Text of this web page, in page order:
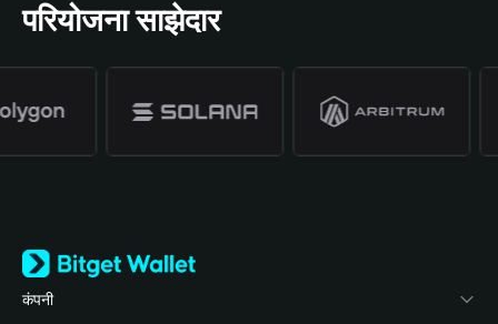
परियोजना साझेदार
कंपनी